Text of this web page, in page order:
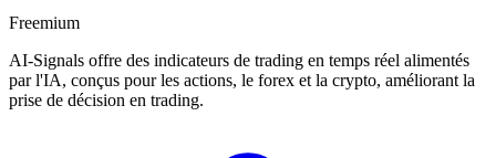
Freemium
AI-Signals offre des indicateurs de trading en temps réel alimentés
par l'IA, conçus pour les actions, le forex et la crypto, améliorant la
prise de décision en trading.